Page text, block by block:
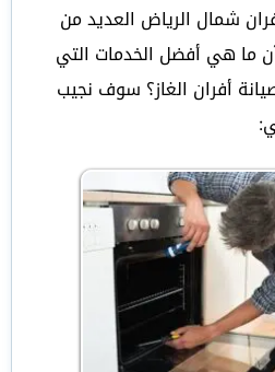
شمال الرياض العديد من
ما هي أفضل الخدمات التي
أفران الغاز؟ سوف نجيب